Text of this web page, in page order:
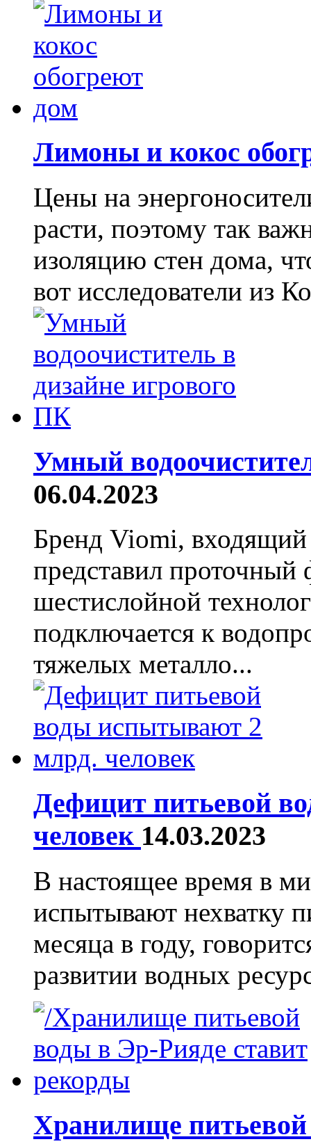
Лимоны и кокос
Цены на
расти, поэтому так
изоляцию стен дома,
вот исследователи из
Умный
06.04.2023
Бренд Viomi,
представил проточный
шестислойной
подключается к
тяжелых металло...
Дефицит питьевой
человек 14.03.2023
В настоящее время в
испытывают нехватку
месяца в году,
развитии водных
Хранилище